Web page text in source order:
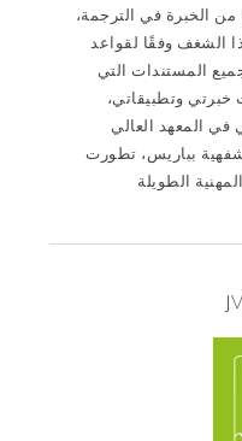
من الخبرة في الترجمة،
الشغف وفقًا لقواعد
المستندات التي
وتطبيقاتي،
في المعهد العالي
بباريس، تطورت
الطويلة